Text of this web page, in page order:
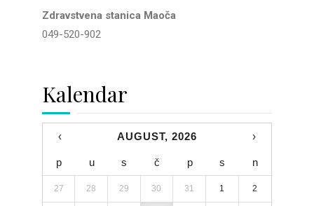
Zdravstvena stanica Maoča
049-520-902
Kalendar
‹ AUGUST, 2026 ›
p u s č p s n
27 28 29 30 31 1 2